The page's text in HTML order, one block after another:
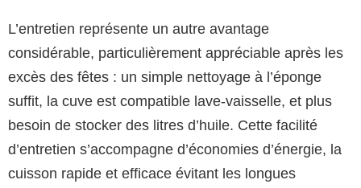
L’entretien représente un autre avantage
considérable, particulièrement appréciable après les
excès des fêtes : un simple nettoyage à l’éponge
suffit, la cuve est compatible lave-vaisselle, et plus
besoin de stocker des litres d’huile. Cette facilité
d’entretien s’accompagne d’économies d’énergie, la
cuisson rapide et efficace évitant les longues